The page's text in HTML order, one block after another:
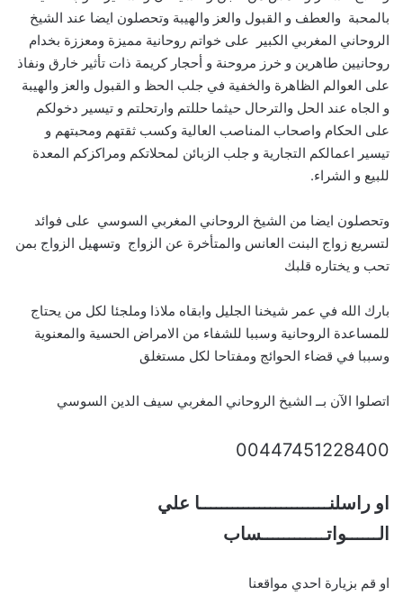
بالمحبة والعطف و القبول والعز والهيبة وتحصلون ايضا عند الشيخ
الروحاني المغربي الكبير على خواتم روحانية مميزة ومعززة بخدام
روحانيين طاهرين و خرز مروحنة و أحجار كريمة ذات تأثير خارق ونفاذ
على العوالم الظاهرة والخفية في جلب الحظ و القبول والعز والهيبة
و الجاه عند الحل والترحال حيثما حللتم وارتحلتم و تيسير دخولكم
على الحكام واصحاب المناصب العالية وكسب ثقتهم ومحبتهم و
تيسير اعمالكم التجارية و جلب الزبائن لمحلاتكم ومراكزكم المعدة
للبيع و الشراء.
وتحصلون ايضا من الشيخ الروحاني المغربي السوسي على فوائد
لتسريع زواج البنت العانس والمتأخرة عن الزواج وتسهيل الزواج بمن
تحب و يختاره قلبك
بارك الله في عمر شيخنا الجليل وابقاه ملاذا وملجئا لكل من يحتاج
للمساعدة الروحانية وسببا للشفاء من الامراض الحسية والمعنوية
وسببا في قضاء الحوائج ومفتاحا لكل مستغلق
اتصلوا الآن بــ الشيخ الروحاني المغربي سيف الدين السوسي
00447451228400
او راسلنــــــــــــــــــــــــا علي
الــــــواتــــــــــــساب
او قم بزيارة احدي مواقعنا